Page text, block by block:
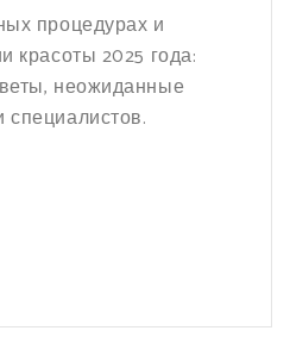
процедурах и
красоты 2025 года:
неожиданные